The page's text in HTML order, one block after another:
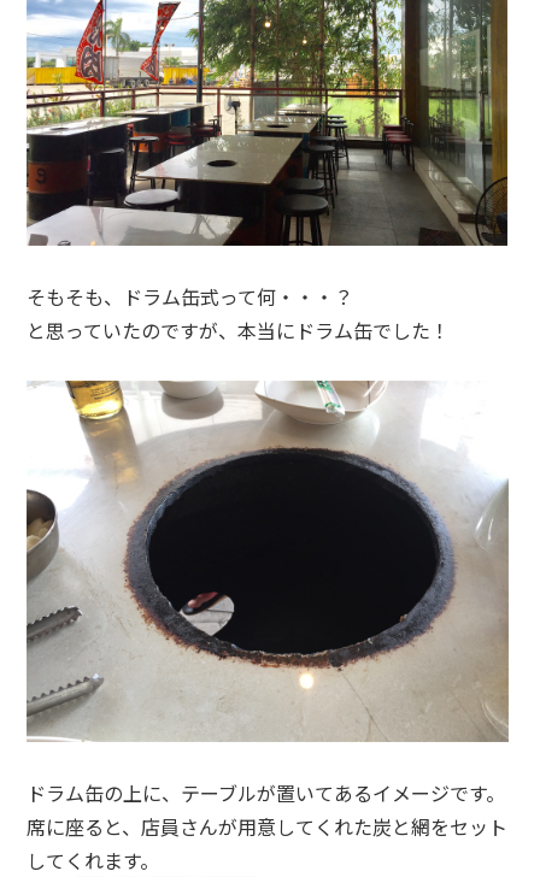
そもそも、ドラム缶式って何・・・？
と思っていたのですが、本当にドラム缶でした！
ドラム缶の上に、テーブルが置いてあるイメージです。
席に座ると、店員さんが用意してくれた炭と網をセット
してくれます。